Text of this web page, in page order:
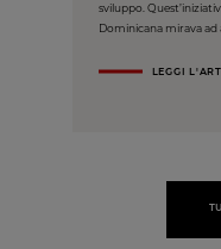
sviluppo.
Dominicana mirava
LEGGI